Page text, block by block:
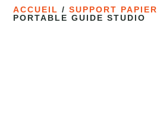
ACCUEIL /SUPPORT PAPIER
PORTABLE GUIDE STUDIO